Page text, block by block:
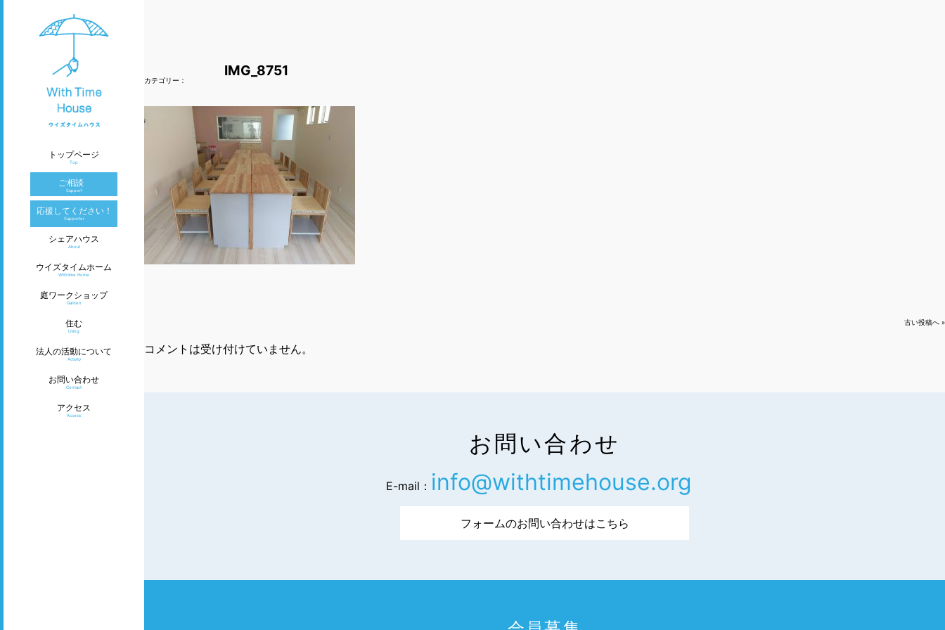
トップページ
Top
ご相談
Support
応援してください！
Supporter
シェアハウス
About
ウイズタイムホーム
Withtime Home
庭ワークショップ
Garden
住む
Living
法人の活動について
Activity
お問い合わせ
Contact
アクセス
Access
IMG_8751
カテゴリー：
古い投稿へ »
コメントは受け付けていません。
お問い合わせ
E-mail： info@withtimehouse.org
フォームのお問い合わせはこちら